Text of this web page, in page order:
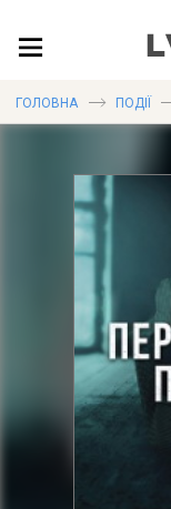
ПУБЛІКАЦІЇ
ДОВІДКА
ГОЛОВНА ПОДІЇ